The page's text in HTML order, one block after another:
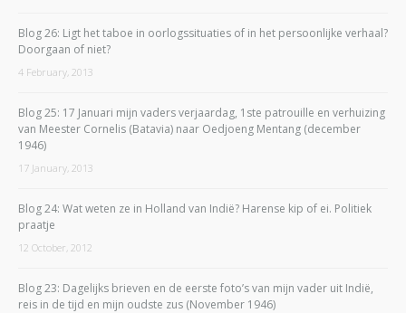
Blog 26: Ligt het taboe in oorlogssituaties of in het persoonlijke verhaal?
Doorgaan of niet?
4 February, 2013
Blog 25: 17 Januari mijn vaders verjaardag, 1ste patrouille en verhuizing
van Meester Cornelis (Batavia) naar Oedjoeng Mentang (december
1946)
17 January, 2013
Blog 24: Wat weten ze in Holland van Indië? Harense kip of ei. Politiek
praatje
12 October, 2012
Blog 23: Dagelijks brieven en de eerste foto’s van mijn vader uit Indië,
reis in de tijd en mijn oudste zus (November 1946)